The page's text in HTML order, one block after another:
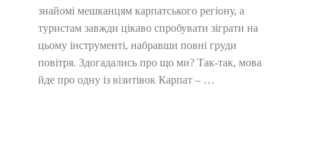
знайомі мешканцям карпатського регіону, а
туристам завжди цікаво спробувати зіграти на
цьому інструменті, набравши повні груди
повітря. Здогадались про що ми? Так-так, мова
йде про одну із візитівок Карпат – …